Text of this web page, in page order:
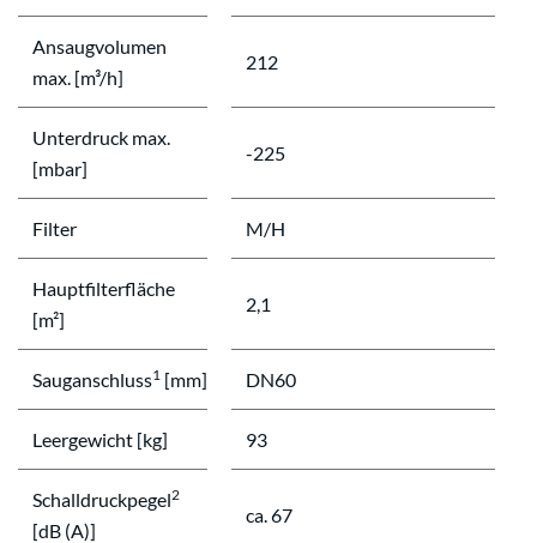
Ansaugvolumen
max. [m³/h]
212
Unterdruck max.
[mbar]
-225
Filter M/H
Hauptfilterfläche
[m²]
2,1
Sauganschluss1 [mm] DN60
Leergewicht [kg] 93
Schalldruckpegel2
[dB (A)]
ca. 67